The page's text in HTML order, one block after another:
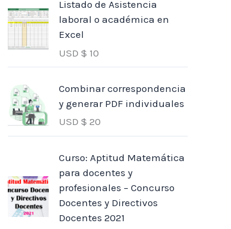
Listado de Asistencia
laboral o académica en
Excel
USD $ 10
Combinar correspondencia
y generar PDF individuales
USD $ 20
Curso: Aptitud Matemática
para docentes y
profesionales – Concurso
Docentes y Directivos
Docentes 2021